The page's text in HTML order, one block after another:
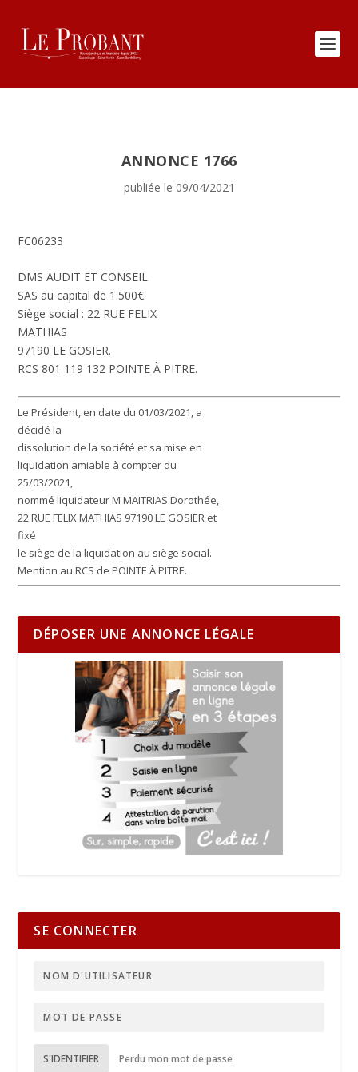
ANNONCE 1766
publiée le 09/04/2021
FC06233
DMS AUDIT ET CONSEIL
SAS au capital de 1.500€.
Siège social : 22 RUE FELIX
MATHIAS
97190 LE GOSIER.
RCS 801 119 132 POINTE À PITRE.
Le Président, en date du 01/03/2021, a
décidé la
dissolution de la société et sa mise en
liquidation amiable à compter du
25/03/2021,
nommé liquidateur M MAITRIAS Dorothée,
22 RUE FELIX MATHIAS 97190 LE GOSIER et
fixé
le siège de la liquidation au siège social.
Mention au RCS de POINTE À PITRE.
DÉPOSER UNE ANNONCE LÉGALE
SE CONNECTER
S'IDENTIFIER Perdu mon mot de passe